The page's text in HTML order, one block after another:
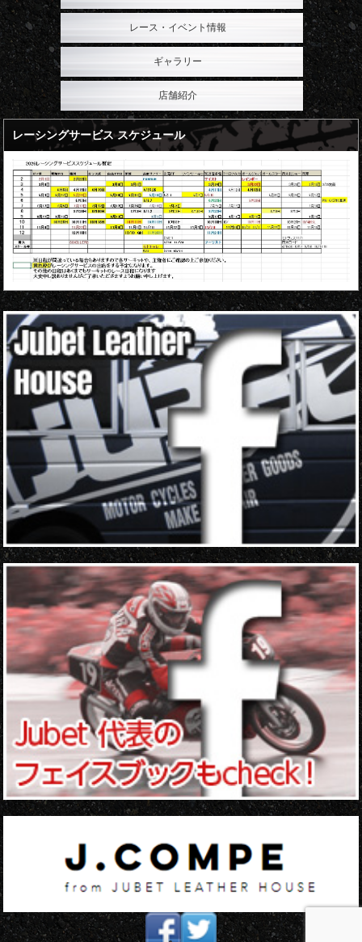
レース・イベント情報
ギャラリー
店舗紹介
レーシングサービス スケジュール